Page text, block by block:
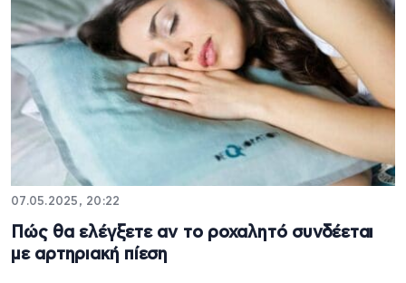
07.05.2025, 20:22
Πώς θα ελέγξετε αν το ροχαλητό συνδέεται
με αρτηριακή πίεση